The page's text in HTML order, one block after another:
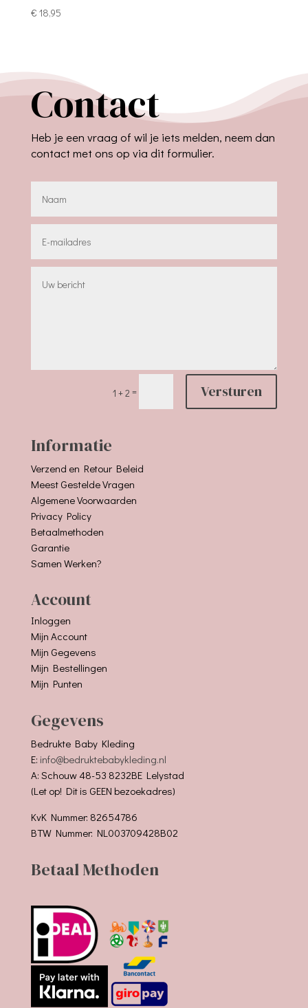
€ 18,95
Contact
Heb je een vraag of wil je iets melden, neem dan
contact met ons op via dit formulier.
1 + 2 = Versturen
Informatie
Verzend en Retour Beleid
Meest Gestelde Vragen
Algemene Voorwaarden
Privacy Policy
Betaalmethoden
Garantie
Samen Werken?
Account
Inloggen
Mijn Account
Mijn Gegevens
Mijn Bestellingen
Mijn Punten
Gegevens
Bedrukte Baby Kleding
E: info@bedruktebabykleding.nl
A: Schouw 48-53 8232BE Lelystad
(Let op! Dit is GEEN bezoekadres)
KvK Nummer: 82654786
BTW Nummer: NL003709428B02
Betaal Methoden